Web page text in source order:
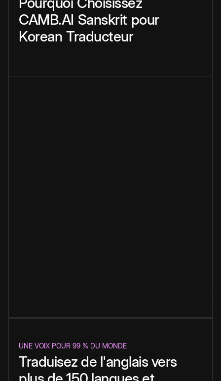
CAMB.AI Sanskrit pour
Korean Traducteur
UNE VOIX POUR 99 % DU MONDE
Traduisez de l'anglais vers